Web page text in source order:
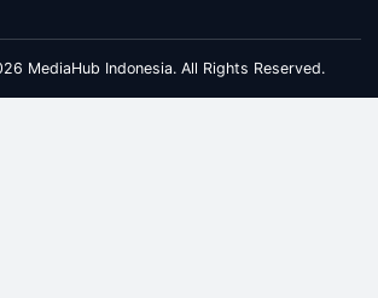
MediaHub Indonesia. All Rights Reserved.